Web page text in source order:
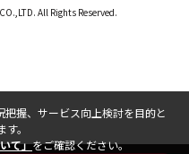
All Rights Reserved.
握、サービス向上検討を目的と
。
て」をご確認ください。